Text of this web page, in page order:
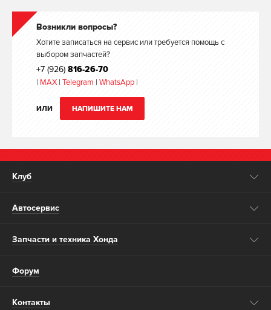
Возникли вопросы?
Хотите записаться на сервис или требуется помощь с
выбором запчастей?
+7 (926) 816-26-70
| MAX | Telegram | WhatsApp |
ИЛИ НАПИШИТЕ НАМ
Клуб
Автосервис
Запчасти и техника Хонда
Форум
Контакты